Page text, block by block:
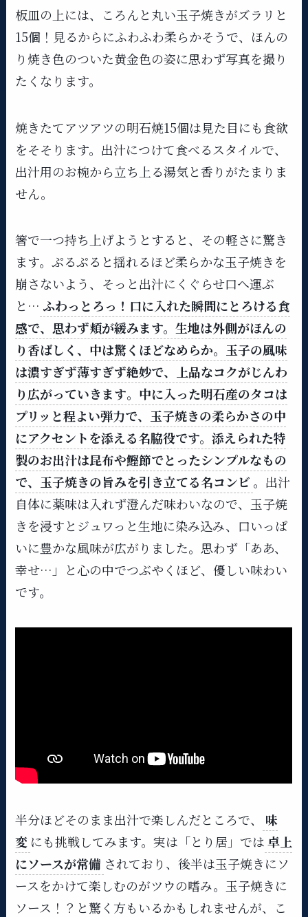
板皿の上には、ころんと丸い玉子焼きがズラリと
15個！見るからにふわふわ柔らかそうで、ほんの
り焼き色のついた黄金色の姿に思わず写真を撮り
たくなります。​
焼きたてアツアツの明石焼15個は見た目にも食欲
をそそります。出汁につけて食べるスタイルで、
出汁用のお椀から立ち上る湯気と香りがたまりま
せん。
箸で一つ持ち上げようとすると、その軽さに驚き
ます。ぷるぷると揺れるほど柔らかな玉子焼きを
崩さないよう、そっと出汁にくぐらせ口へ運ぶ
と… ふわっとろっ！口に入れた瞬間にとろける食
感で、思わず頬が緩みます。生地は外側がほんの
り香ばしく、中は驚くほどなめらか​。玉子の風味
は濃すぎず薄すぎず絶妙で、上品なコクがじんわ
り広がっていきます​。中に入った明石産のタコは
プリッと程よい弾力で、玉子焼きの柔らかさの中
にアクセントを添える名脇役です。添えられた特
製のお出汁は昆布や鰹節でとったシンプルなもの
で、玉子焼きの旨みを引き立てる名コンビ 。出汁
自体に薬味は入れず澄んだ味わいなので、玉子焼
きを浸すとジュワっと生地に染み込み、口いっぱ
いに豊かな風味が広がりました​。思わず「ああ、
幸せ…」と心の中でつぶやくほど、優しい味わい
です。
半分ほどそのまま出汁で楽しんだところで、
味
変 にも挑戦してみます。実は「とり居」では 卓上
にソースが常備 されており、後半は玉子焼きにソ
ースをかけて楽しむのがツウの嗜み。玉子焼きに
ソース！？と驚く方もいるかもしれませんが、こ